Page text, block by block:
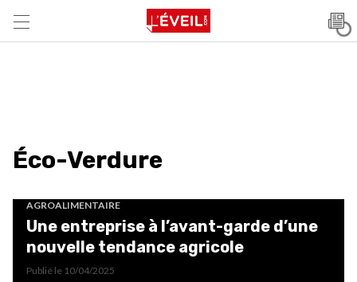
Éco-Verdure
AGROALIMENTAIRE
Une entreprise à l’avant-garde d’une
nouvelle tendance agricole
Publié le 10/04/2025